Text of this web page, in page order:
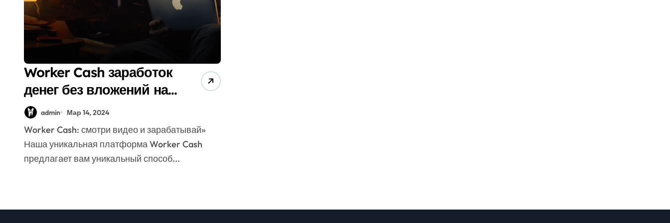
Worker Cash заработок
денег без вложений на
просмотре видео
admin Мар 14, 2024
Worker Cash: смотри видео и зарабатывай»
Наша уникальная платформа Worker Cash
предлагает вам уникальный способ...